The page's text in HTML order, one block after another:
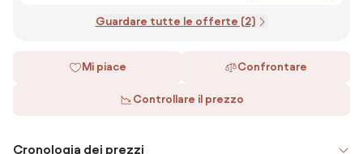
Guardare tutte le offerte (2)
Mi piace Confrontare
Controllare il prezzo
Cronologia dei prezzi